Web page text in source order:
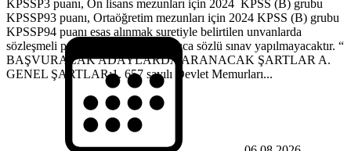
KPSSP3 puanı, Ön lisans mezunları için 2024 KPSS (B) grubu
KPSSP93 puanı, Ortaöğretim mezunları için 2024 KPSS (B) grubu
KPSSP94 puanı esas alınmak suretiyle belirtilen unvanlarda
sözleşmeli personel alınacaktır. Ayrıca sözlü sınav yapılmayacaktır. “
BAŞVURACAK ADAYLARDA ARANACAK ŞARTLAR A.
GENEL ŞARTLAR:1. 657 sayılı Devlet Memurları...